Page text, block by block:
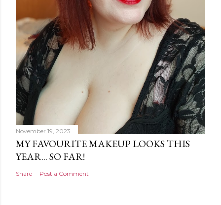
November 19, 2023
MY FAVOURITE MAKEUP LOOKS THIS
YEAR... SO FAR!
Share Post a Comment